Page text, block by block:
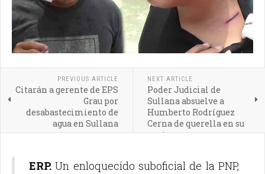
PREVIOUS ARTICLE
Citarán a gerente de EPS
Grau por
desabastecimiento de
agua en Sullana
NEXT ARTICLE
Poder Judicial de
Sullana absuelve a
Humberto Rodríguez
Cerna de querella en su
contra
ERP. Un enloquecido suboficial de la PNP,